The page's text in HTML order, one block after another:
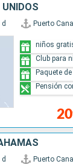
d Puerto
niños
Club para
Paquete
Pensión
d Puerto